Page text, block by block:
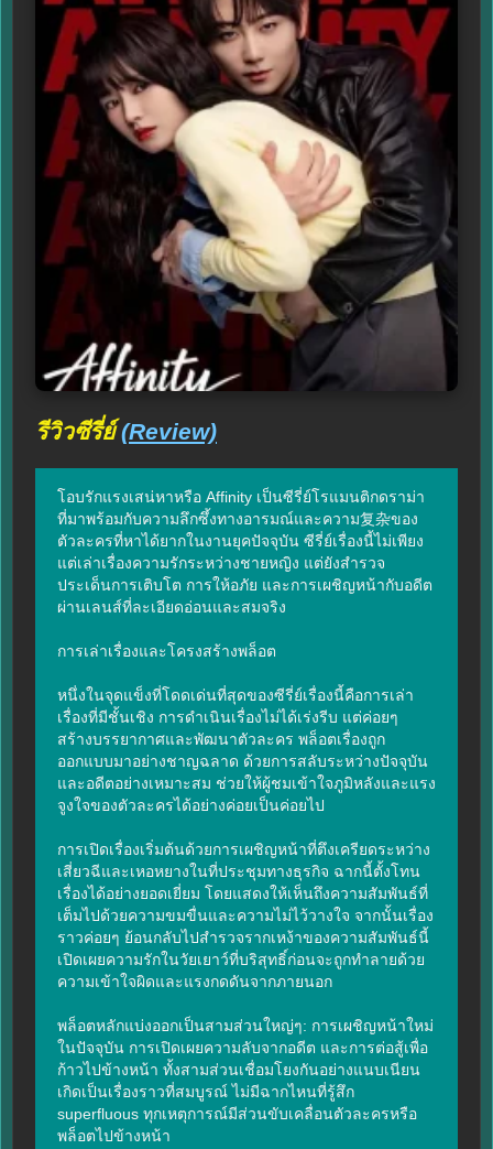
รีวิวซีรี่ย์(Review)
โอบรักแรงเสน่หาหรือ Affinity เป็นซีรี่ย์โรแมนติกดราม่า
ที่มาพร้อมกับความลึกซึ้งทางอารมณ์และความ复杂ของ
ตัวละครที่หาได้ยากในงานยุคปัจจุบัน ซีรี่ย์เรื่องนี้ไม่เพียง
แต่เล่าเรื่องความรักระหว่างชายหญิง แต่ยังสำรวจ
ประเด็นการเติบโต การให้อภัย และการเผชิญหน้ากับอดีต
ผ่านเลนส์ที่ละเอียดอ่อนและสมจริง
การเล่าเรื่องและโครงสร้างพล็อต
หนึ่งในจุดแข็งที่โดดเด่นที่สุดของซีรี่ย์เรื่องนี้คือการเล่า
เรื่องที่มีชั้นเชิง การดำเนินเรื่องไม่ได้เร่งรีบ แต่ค่อยๆ
สร้างบรรยากาศและพัฒนาตัวละคร พล็อตเรื่องถูก
ออกแบบมาอย่างชาญฉลาด ด้วยการสลับระหว่างปัจจุบัน
และอดีตอย่างเหมาะสม ช่วยให้ผู้ชมเข้าใจภูมิหลังและแรง
จูงใจของตัวละครได้อย่างค่อยเป็นค่อยไป
การเปิดเรื่องเริ่มต้นด้วยการเผชิญหน้าที่ตึงเครียดระหว่าง
เสี่ยวฉีและเหอหยางในที่ประชุมทางธุรกิจ ฉากนี้ตั้งโทน
เรื่องได้อย่างยอดเยี่ยม โดยแสดงให้เห็นถึงความสัมพันธ์ที่
เต็มไปด้วยความขมขื่นและความไม่ไว้วางใจ จากนั้นเรื่อง
ราวค่อยๆ ย้อนกลับไปสำรวจรากเหง้าของความสัมพันธ์นี้
เปิดเผยความรักในวัยเยาว์ที่บริสุทธิ์ก่อนจะถูกทำลายด้วย
ความเข้าใจผิดและแรงกดดันจากภายนอก
พล็อตหลักแบ่งออกเป็นสามส่วนใหญ่ๆ: การเผชิญหน้าใหม่
ในปัจจุบัน การเปิดเผยความลับจากอดีต และการต่อสู้เพื่อ
ก้าวไปข้างหน้า ทั้งสามส่วนเชื่อมโยงกันอย่างแนบเนียน
เกิดเป็นเรื่องราวที่สมบูรณ์ ไม่มีฉากไหนที่รู้สึก
superfluous ทุกเหตุการณ์มีส่วนขับเคลื่อนตัวละครหรือ
พล็อตไปข้างหน้า